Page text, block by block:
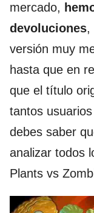
mercado,
devoluciones,
versión muy
hasta que en
que el título
tantos
debes saber
analizar todos
Plants vs